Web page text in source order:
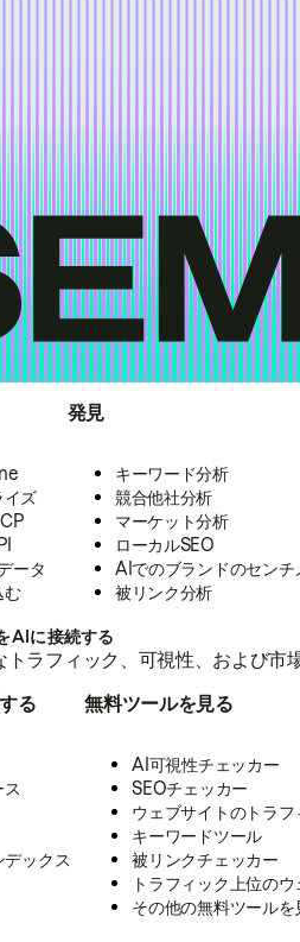
イズ
ータ
む
発見
キーワード分析
競合他社分析
マーケット分析
ローカルSEO
AIでのブランドのセンチ
被リンク分析
AIに接続する
トラフィック、可視性、および
る
ックス
無料ツールを見る
AI可視性チェッカー
SEOチェッカー
ウェブサイトのトラ
キーワードツール
被リンクチェッカー
トラフィック上位の
その他の無料ツールを